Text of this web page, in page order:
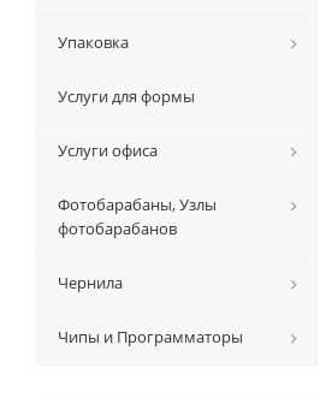
Упаковка
Услуги для формы
Услуги офиса
Фотобарабаны, Узлы
фотобарабанов
Чернила
Чипы и Программаторы